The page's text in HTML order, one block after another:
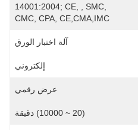
14001:2004; CE, , SMC,
CMC, CPA, CE,CMA,IMC
آلة اختبار الورق
إلكتروني
عرض رقمي
(20 ~ 10000) دقيقة